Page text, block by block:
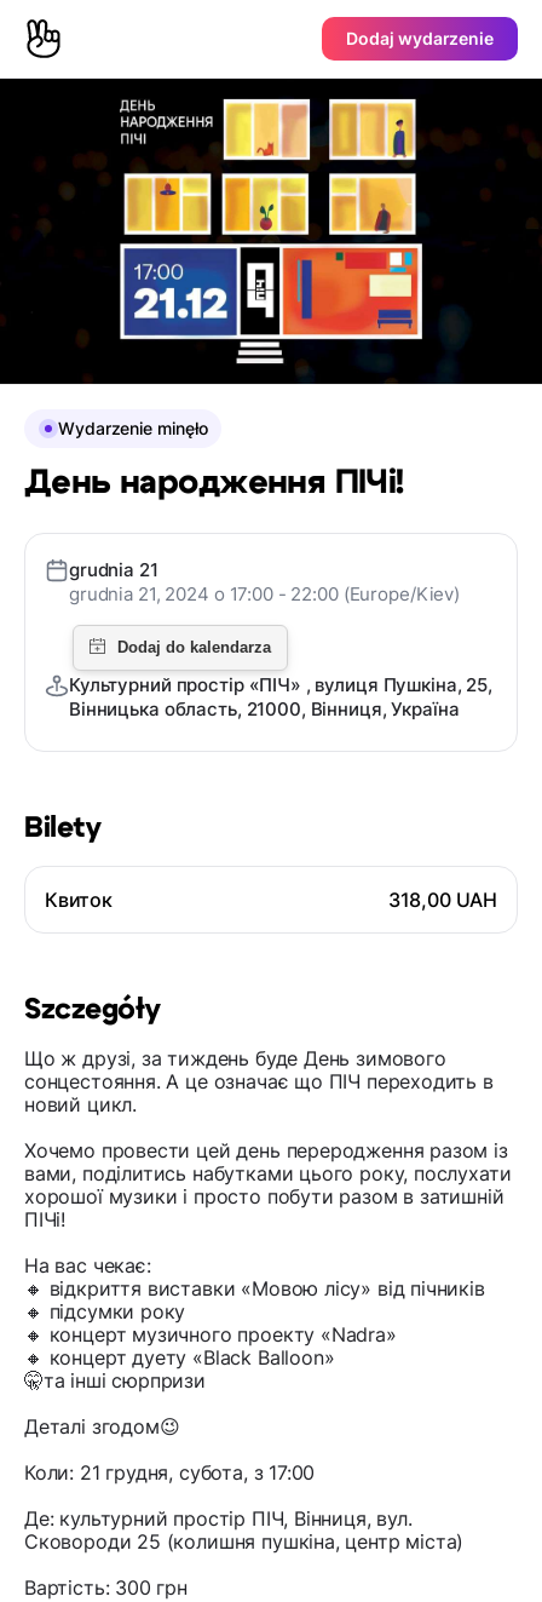
Dodaj wydarzenie
Bilety
Квиток 318,00 UAH
Szczegóły
Що ж друзі, за тиждень буде День зимового
сонцестояння. А це означає що ПІЧ переходить в
новий цикл.
Хочемо провести цей день переродження разом із
вами, поділитись набутками цього року, послухати
хорошої музики і просто побути разом в затишній
ПІЧі!
На вас чекає:
🔸 відкриття виставки «Мовою лісу» від пічників
🔸 підсумки року
🔸 концерт музичного проекту «Nadra»
🔸 концерт дуету «Black Balloon»
🤫та інші сюрпризи
Деталі згодом😉
Коли: 21 грудня, субота, з 17:00
Де: культурний простір ПІЧ, Вінниця, вул.
Сковороди 25 (колишня пушкіна, центр міста)
Вартість: 300 грн
Wydarzenie minęło
День народження ПІЧі!
grudnia 21
grudnia 21, 2024 o 17:00 - 22:00 (Europe/Kiev)
Культурний простір «ПІЧ» , вулиця Пушкіна, 25,
Вінницька область, 21000, Вінниця, Україна